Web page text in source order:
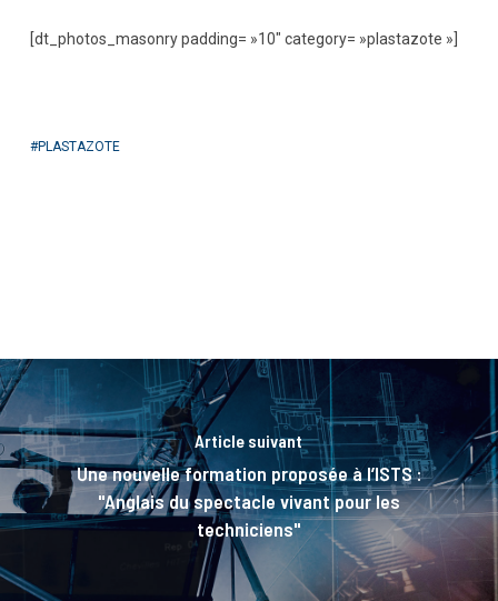
[dt_photos_masonry padding= »10″ category= »plastazote »]
PLASTAZOTE
Article suivant
Une nouvelle formation proposée à l’ISTS :
"Anglais du spectacle vivant pour les
techniciens"